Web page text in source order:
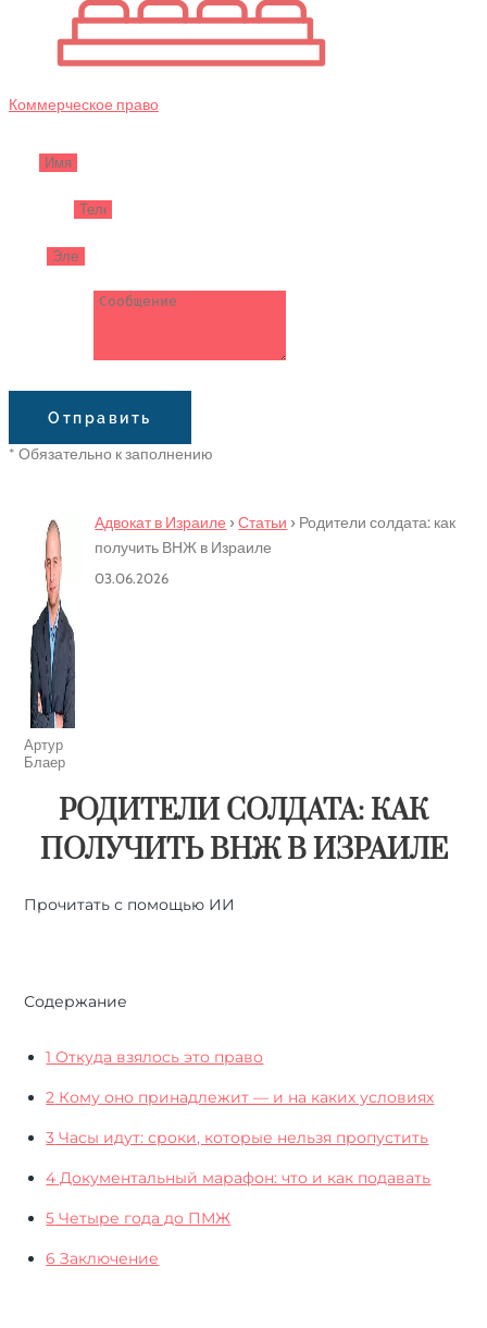
Коммерческое право
Отправить
* Обязательно к заполнению
Артур
Блаер
Адвокат в Израиле ›Статьи › Родители солдата: как
получить ВНЖ в Израиле
03.06.2026
РОДИТЕЛИ СОЛДАТА: КАК
ПОЛУЧИТЬ ВНЖ В ИЗРАИЛЕ
Прочитать с помощью ИИ
Содержание
1 Откуда взялось это право
2 Кому оно принадлежит — и на каких условиях
3 Часы идут: сроки, которые нельзя пропустить
4 Документальный марафон: что и как подавать
5 Четыре года до ПМЖ
6 Заключение